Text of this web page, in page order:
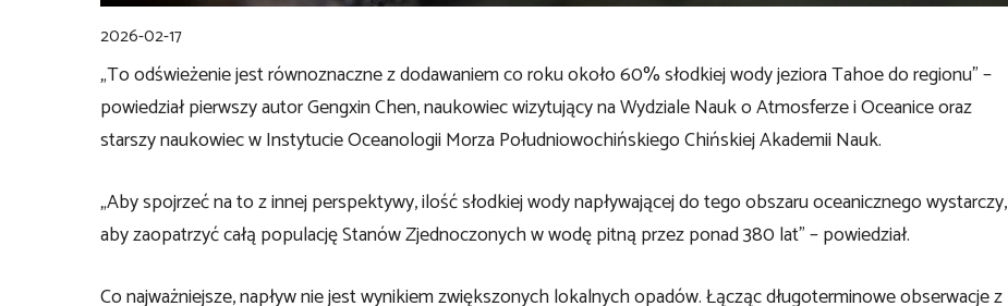
2026-02-17
„To odświeżenie jest równoznaczne z dodawaniem co roku około 60% słodkiej wody jeziora Tahoe do regionu” –
powiedział pierwszy autor Gengxin Chen, naukowiec wizytujący na Wydziale Nauk o Atmosferze i Oceanice oraz
starszy naukowiec w Instytucie Oceanologii Morza Południowochińskiego Chińskiej Akademii Nauk.
„Aby spojrzeć na to z innej perspektywy, ilość słodkiej wody napływającej do tego obszaru oceanicznego wystarczy,
aby zaopatrzyć całą populację Stanów Zjednoczonych w wodę pitną przez ponad 380 lat” – powiedział.
Co najważniejsze, napływ nie jest wynikiem zwiększonych lokalnych opadów. Łącząc długoterminowe obserwacje z